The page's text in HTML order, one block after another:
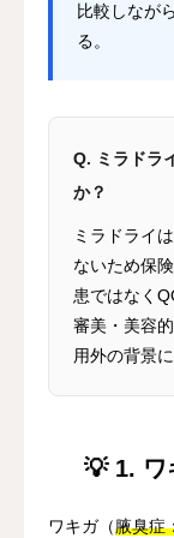
比較しなが
る。
Q. ミラドラ
か？
ミラドライ
ないため保
患ではなく
審美・美容
用外の背景
💡 1. ワ
ワキガ（腋臭症